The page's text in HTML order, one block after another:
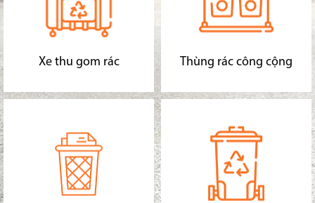
Xe thu gom rác Thùng rác công cộng